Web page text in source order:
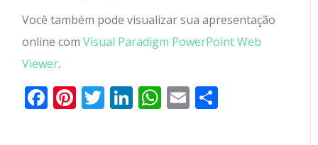
Você também pode visualizar sua apresentação
online comVisual Paradigm PowerPoint Web
Viewer.
Facebook
Pinterest
Twitter
LinkedIn
WhatsApp
Email